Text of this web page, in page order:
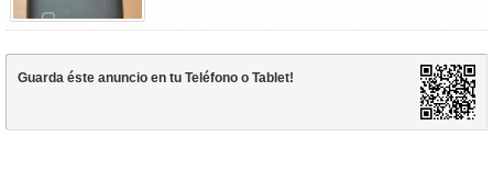
Guarda éste anuncio en tu Teléfono o Tablet!